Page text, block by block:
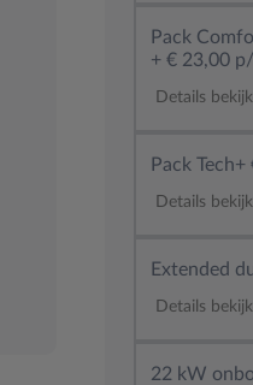
Pack
+
€
Details
Pack Tech+
Details
Extended
Details
22 kW